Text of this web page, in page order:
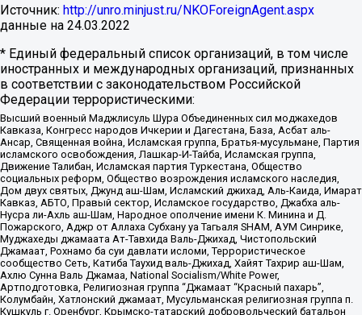
Источник: http://unro.minjust.ru/NKOForeignAgent.aspx
данные на 24.03.2022
* Единый федеральный список организаций, в том числе
иностранных и международных организаций, признанных
в соответствии с законодательством Российской
Федерации террористическими:
Высший военный Маджлисуль Шура Объединенных сил моджахедов
Кавказа, Конгресс народов Ичкерии и Дагестана, База, Асбат аль-
Ансар, Священная война, Исламская группа, Братья-мусульмане, Партия
исламского освобождения, Лашкар-И-Тайба, Исламская группа,
Движение Талибан, Исламская партия Туркестана, Общество
социальных реформ, Общество возрождения исламского наследия,
Дом двух святых, Джунд аш-Шам, Исламский джихад, Аль-Каида, Имарат
Кавказ, АБТО, Правый сектор, Исламское государство, Джабха аль-
Нусра ли-Ахль аш-Шам, Народное ополчение имени К. Минина и Д.
Пожарского, Аджр от Аллаха Субхану уа Тагьаля SHAM, АУМ Синрике,
Муджахеды джамаата Ат-Тавхида Валь-Джихад, Чистопольский
Джамаат, Рохнамо ба суи давлати исломи, Террористическое
сообщество Сеть, Катиба Таухид валь-Джихад, Хайят Тахрир аш-Шам,
Ахлю Сунна Валь Джамаа, National Socialism/White Power,
Артподготовка, Религиозная группа “Джамаат “Красный пахарь”,
Колумбайн, Хатлонский джамаат, Мусульманская религиозная группа п.
Кушкуль г. Оренбург, Крымско-татарский добровольческий батальон